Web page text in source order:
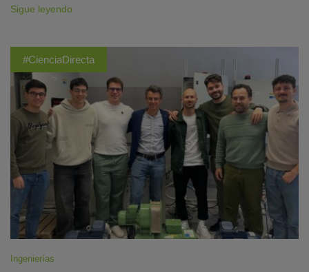
Sigue leyendo
#CienciaDirecta
Ingenierías